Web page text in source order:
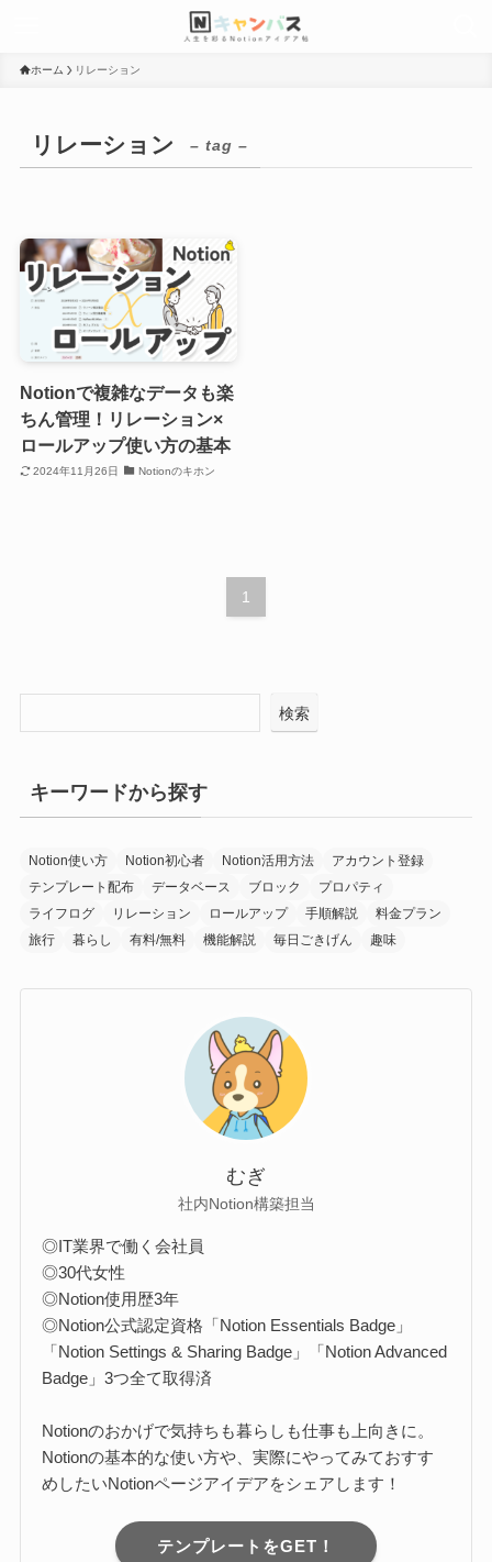
ホーム リレーション
リレーション – tag –
Notionで複雑なデータも楽
ちん管理！リレーション×
ロールアップ使い方の基本
2024年11月26日 Notionのキホン
1
検索
キーワードから探す
Notion使い方 Notion初心者 Notion活用方法
アカウント登録
テンプレート配布
データベース ブロック
プロパティ
ライフログ
リレーション ロールアップ 手順解説
料金プラン
旅行
暮らし 有料/無料 機能解説 毎日ごきげん 趣味
むぎ
社内Notion構築担当
◎IT業界で働く会社員
◎30代女性
◎Notion使用歴3年
◎Notion公式認定資格「Notion Essentials Badge」
「Notion Settings & Sharing Badge」「Notion Advanced
Badge」3つ全て取得済
Notionのおかげで気持ちも暮らしも仕事も上向きに。
Notionの基本的な使い方や、実際にやってみておすす
めしたいNotionページアイデアをシェアします！
テンプレートをGET！